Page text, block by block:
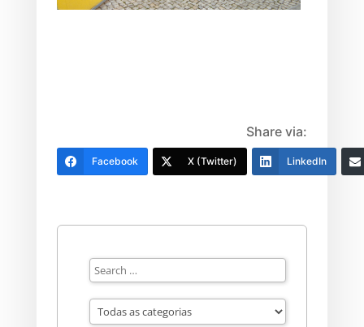
Share via:
Facebook X (Twitter) LinkedIn